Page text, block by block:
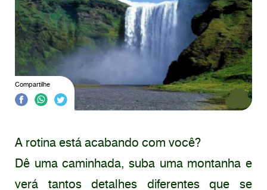
Compartilhe
A rotina está acabando com você?
Dê uma caminhada, suba uma montanha e
verá tantos detalhes diferentes que se